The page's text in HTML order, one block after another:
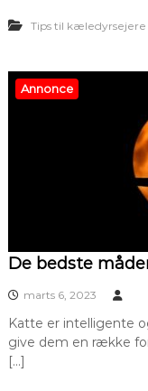
Tips til kæledyrsejere
Annonce
De bedste
marts 6, 2023
Katte er intelligente
give dem en række
[…]